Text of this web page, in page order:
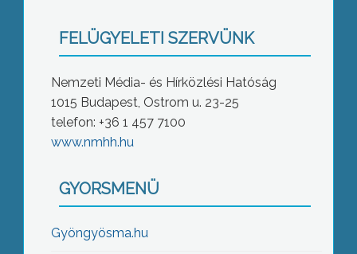
FELÜGYELETI SZERVÜNK
Nemzeti Média- és Hírközlési Hatóság
1015 Budapest, Ostrom u. 23-25
telefon: +36 1 457 7100
www.nmhh.hu
GYORSMENÜ
Gyöngyösma.hu